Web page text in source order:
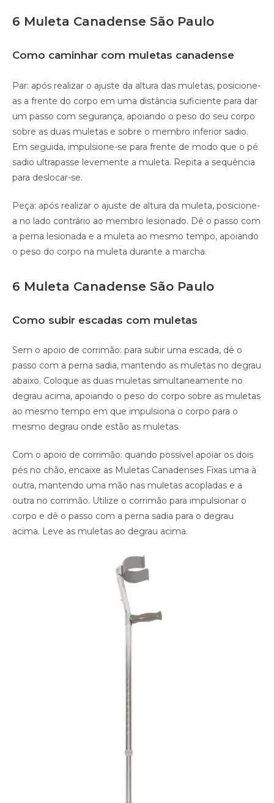
6 Muleta Canadense São Paulo
Como caminhar com muletas canadense
Par: após realizar o ajuste da altura das muletas, posicione-
as a frente do corpo em uma distância suficiente para dar
um passo com segurança, apoiando o peso do seu corpo
sobre as duas muletas e sobre o membro inferior sadio.
Em seguida, impulsione-se para frente de modo que o pé
sadio ultrapasse levemente a muleta. Repita a sequência
para deslocar-se.
Peça: após realizar o ajuste de altura da muleta, posicione-
a no lado contrário ao membro lesionado. Dê o passo com
a perna lesionada e a muleta ao mesmo tempo, apoiando
o peso do corpo na muleta durante a marcha.
6 Muleta Canadense São Paulo
Como subir escadas com muletas
Sem o apoio de corrimão: para subir uma escada, dê o
passo com a perna sadia, mantendo as muletas no degrau
abaixo. Coloque as duas muletas simultaneamente no
degrau acima, apoiando o peso do corpo sobre as muletas
ao mesmo tempo em que impulsiona o corpo para o
mesmo degrau onde estão as muletas.
Com o apoio de corrimão: quando possível apoiar os dois
pés no chão, encaixe as Muletas Canadenses Fixas uma à
outra, mantendo uma mão nas muletas acopladas e a
outra no corrimão. Utilize o corrimão para impulsionar o
corpo e dê o passo com a perna sadia para o degrau
acima. Leve as muletas ao degrau acima.